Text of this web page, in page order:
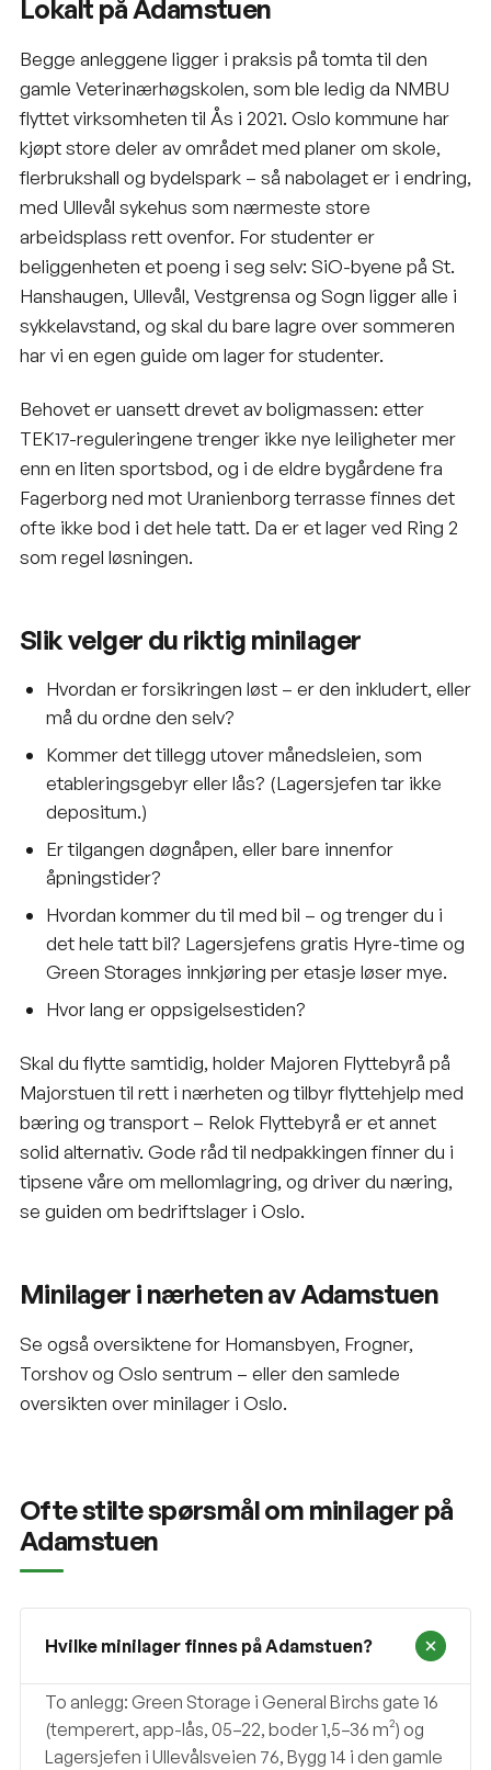
Lokalt på Adamstuen
Begge anleggene ligger i praksis på tomta til den
gamle Veterinærhøgskolen, som ble ledig da NMBU
flyttet virksomheten til Ås i 2021. Oslo kommune har
kjøpt store deler av området med planer om skole,
flerbrukshall og bydelspark – så nabolaget er i endring,
med Ullevål sykehus som nærmeste store
arbeidsplass rett ovenfor. For studenter er
beliggenheten et poeng i seg selv: SiO-byene på St.
Hanshaugen, Ullevål, Vestgrensa og Sogn ligger alle i
sykkelavstand, og skal du bare lagre over sommeren
har vi en egen guide om lager for studenter.
Behovet er uansett drevet av boligmassen: etter
TEK17-reguleringenetrenger ikke nye leiligheter mer
enn en liten sportsbod, og i de eldre bygårdene fra
Fagerborg ned mot Uranienborg terrassefinnes det
ofte ikke bod i det hele tatt. Da er et lager ved Ring 2
som regel løsningen.
Slik velger du riktig minilager
Hvordan erforsikringen løst – er den inkludert, eller
må du ordne den selv?
Kommer det tillegg utover månedsleien, som
etableringsgebyr eller lås? (Lagersjefen tar ikke
depositum.)
Er tilgangen døgnåpen, eller bare innenfor
åpningstider?
Hvordan kommer du til med bil – og trenger du i
det hele tatt bil? Lagersjefens gratis Hyre-time og
Green Storages innkjøring per etasje løser mye.
Hvor lang er oppsigelsestiden?
Skal du flytte samtidig, holder Majoren Flyttebyrå på
Majorstuentil rett i nærheten og tilbyrflyttehjelp med
bæring og transport – Relok Flyttebyrå er et annet
solid alternativ. Gode råd til nedpakkingen finner du i
tipsene våre om mellomlagring, og driver du næring,
se guiden om bedriftslager i Oslo.
Minilager i nærheten av Adamstuen
Se også oversiktene for Homansbyen, Frogner,
Torshovog Oslo sentrum – eller den samlede
oversikten overminilager i Oslo.
Ofte stilte spørsmål om minilager på
Adamstuen
Hvilke minilager finnes på Adamstuen?
To anlegg: Green Storage i General Birchs gate 16
(temperert, app-lås, 05–22, boder 1,5–36 m²) og
Lagersjefen i Ullevålsveien 76, Bygg 14 i den gamle